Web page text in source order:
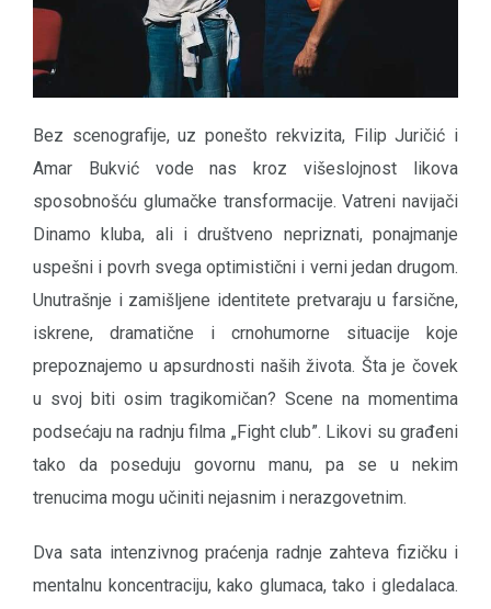
Bez scenografije, uz ponešto rekvizita, Filip Juričić i
Amar Bukvić vode nas kroz višeslojnost likova
sposobnošću glumačke transformacije. Vatreni navijači
Dinamo kluba, ali i društveno nepriznati, ponajmanje
uspešni i povrh svega optimistični i verni jedan drugom.
Unutrašnje i zamišljene identitete pretvaraju u farsične,
iskrene, dramatične i crnohumorne situacije koje
prepoznajemo u apsurdnosti naših života. Šta je čovek
u svoj biti osim tragikomičan? Scene na momentima
podsećaju na radnju filma „Fight club”. Likovi su građeni
tako da poseduju govornu manu, pa se u nekim
trenucima mogu učiniti nejasnim i nerazgovetnim.
Dva sata intenzivnog praćenja radnje zahteva fizičku i
mentalnu koncentraciju, kako glumaca, tako i gledalaca.